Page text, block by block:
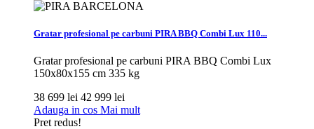
Gratar profesional pe carbuni PIRA BBQ Combi Lux 110...
Gratar profesional pe carbuni PIRA BBQ Combi Lux
150x80x155 cm 335 kg
38 699 lei 42 999 lei
Adauga in cos Mai mult
Pret redus!